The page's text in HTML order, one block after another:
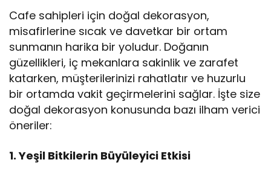
Cafe sahipleri için doğal dekorasyon,
misafirlerine sıcak ve davetkar bir ortam
sunmanın harika bir yoludur. Doğanın
güzellikleri, iç mekanlara sakinlik ve zarafet
katarken, müşterilerinizi rahatlatır ve huzurlu
bir ortamda vakit geçirmelerini sağlar. İşte size
doğal dekorasyon konusunda bazı ilham verici
öneriler:
1. Yeşil Bitkilerin Büyüleyici Etkisi